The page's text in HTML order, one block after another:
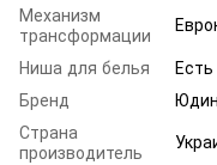
Механизм
трансформации
Ниша для белья
Есть
Бренд
Юдин
Страна
производитель